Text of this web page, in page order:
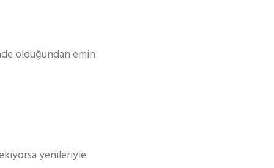
olduğundan emin
yenileriyle